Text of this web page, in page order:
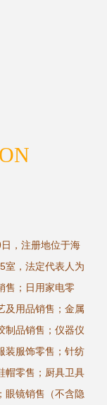
，注册地位于海
室，法定代表人为
售；日用家电零
及用品销售；金属
制品销售；仪器仪
装服饰零售；针纺
帽零售；厨具卫具
眼镜销售（不含隐